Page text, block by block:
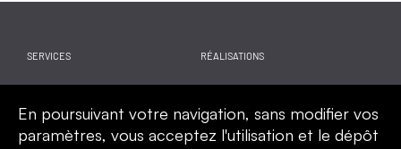
SERVICES RÉALISATIONS
CALENDRIER QUI SOMMES-NOUS
En poursuivant votre navigation, sans modifier vos
paramètres, vous acceptez l'utilisation et le dépôt